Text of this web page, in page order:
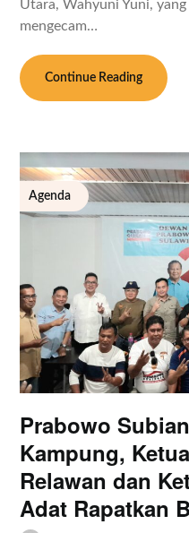
Utara, Wahyuni Yuni,
mengecam…
Continue Reading
Agenda
Prabowo
Kampung,
Relawan dan
Adat Rapatkan